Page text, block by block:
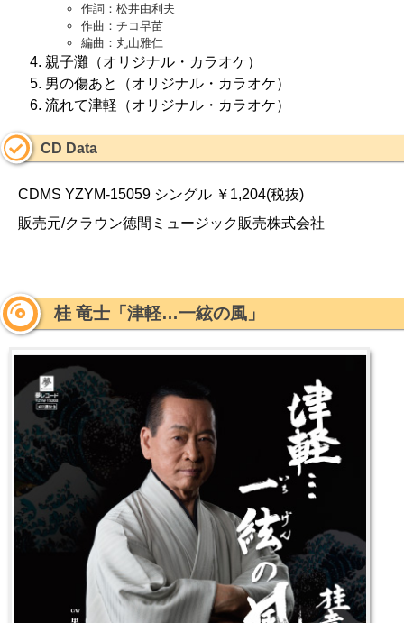
作詞：松井由利夫
作曲：チコ早苗
編曲：丸山雅仁
親子灘（オリジナル・カラオケ）
男の傷あと（オリジナル・カラオケ）
流れて津軽（オリジナル・カラオケ）
CD Data
CDMS YZYM-15059 シングル ￥1,204(税抜)
販売元/クラウン徳間ミュージック販売株式会社
桂 竜士「津軽…一絃の風」